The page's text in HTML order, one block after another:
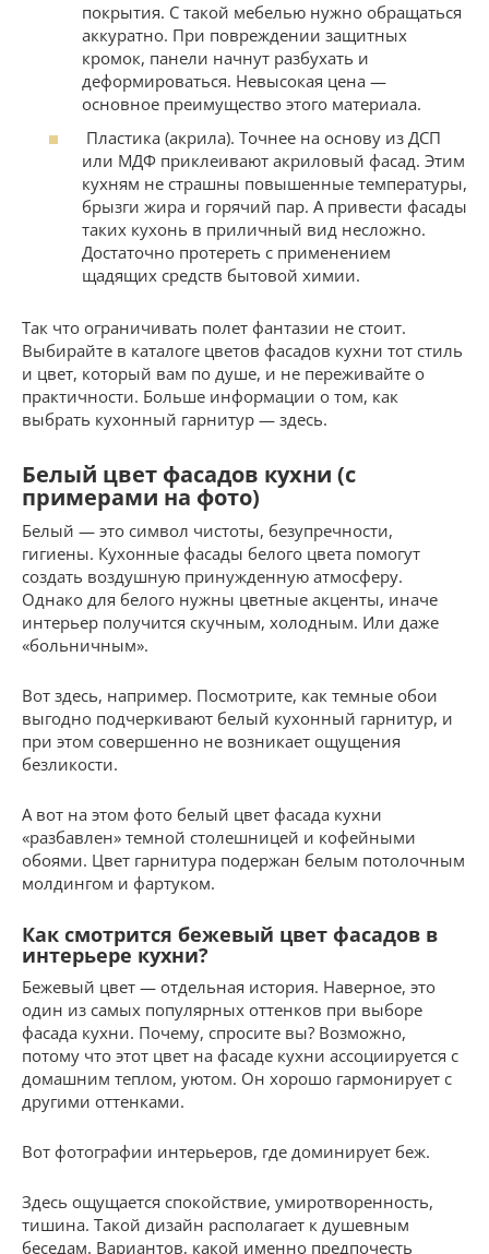
покрытия. С такой мебелью нужно обращаться
аккуратно. При повреждении защитных
кромок, панели начнут разбухать и
деформироваться. Невысокая цена —
основное преимущество этого материала.
Пластика (акрила). Точнее на основу из ДСП
или МДФ приклеивают акриловый фасад. Этим
кухням не страшны повышенные температуры,
брызги жира и горячий пар. А привести фасады
таких кухонь в приличный вид несложно.
Достаточно протереть с применением
щадящих средств бытовой химии.
Так что ограничивать полет фантазии не стоит.
Выбирайте в каталоге цветов фасадов кухни тот стиль
и цвет, который вам по душе, и не переживайте о
практичности. Больше информации о том, как
выбрать кухонный гарнитур — здесь.
Белый цвет фасадов кухни (с
примерами на фото)
Белый — это символ чистоты, безупречности,
гигиены. Кухонные фасады белого цвета помогут
создать воздушную принужденную атмосферу.
Однако для белого нужны цветные акценты, иначе
интерьер получится скучным, холодным. Или даже
«больничным».
Вот здесь, например. Посмотрите, как темные обои
выгодно подчеркивают белый кухонный гарнитур, и
при этом совершенно не возникает ощущения
безликости.
А вот на этом фото белый цвет фасада кухни
«разбавлен» темной столешницей и кофейными
обоями. Цвет гарнитура подержан белым потолочным
молдингом и фартуком.
Как смотрится бежевый цвет фасадов в
интерьере кухни?
Бежевый цвет — отдельная история. Наверное, это
один из самых популярных оттенков при выборе
фасада кухни. Почему, спросите вы? Возможно,
потому что этот цвет на фасаде кухни ассоциируется с
домашним теплом, уютом. Он хорошо гармонирует с
другими оттенками.
Вот фотографии интерьеров, где доминирует беж.
Здесь ощущается спокойствие, умиротворенность,
тишина. Такой дизайн располагает к душевным
беседам. Вариантов, какой именно предпочесть